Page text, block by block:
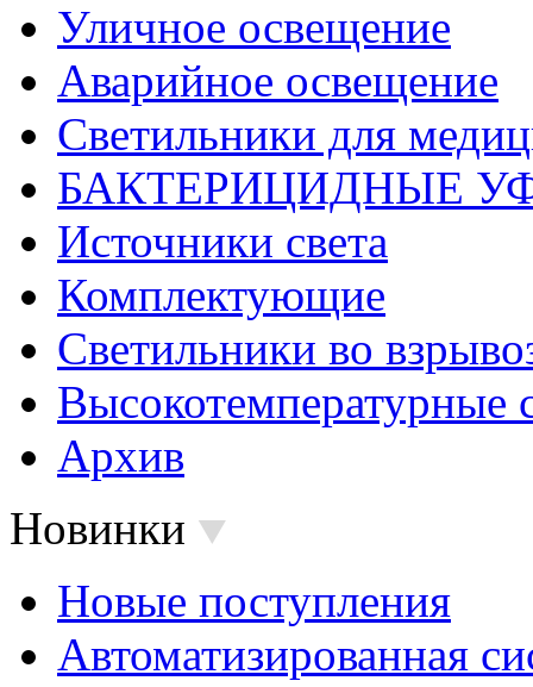
Уличное освещение
Аварийное освещение
Светильники для
БАКТЕРИЦИДНЫЕ
Источники света
Комплектующие
Светильники во
Высокотемпературные
Архив
Новинки
Новые поступления
Автоматизированная